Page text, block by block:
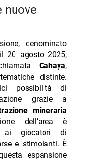
stasera su TV8
denominato
20 agosto 2025,
Cahaya,
distinte.
possibilità di
grazie a
mineraria
dell’area è
ai giocatori di
e stimolanti. È
espansione